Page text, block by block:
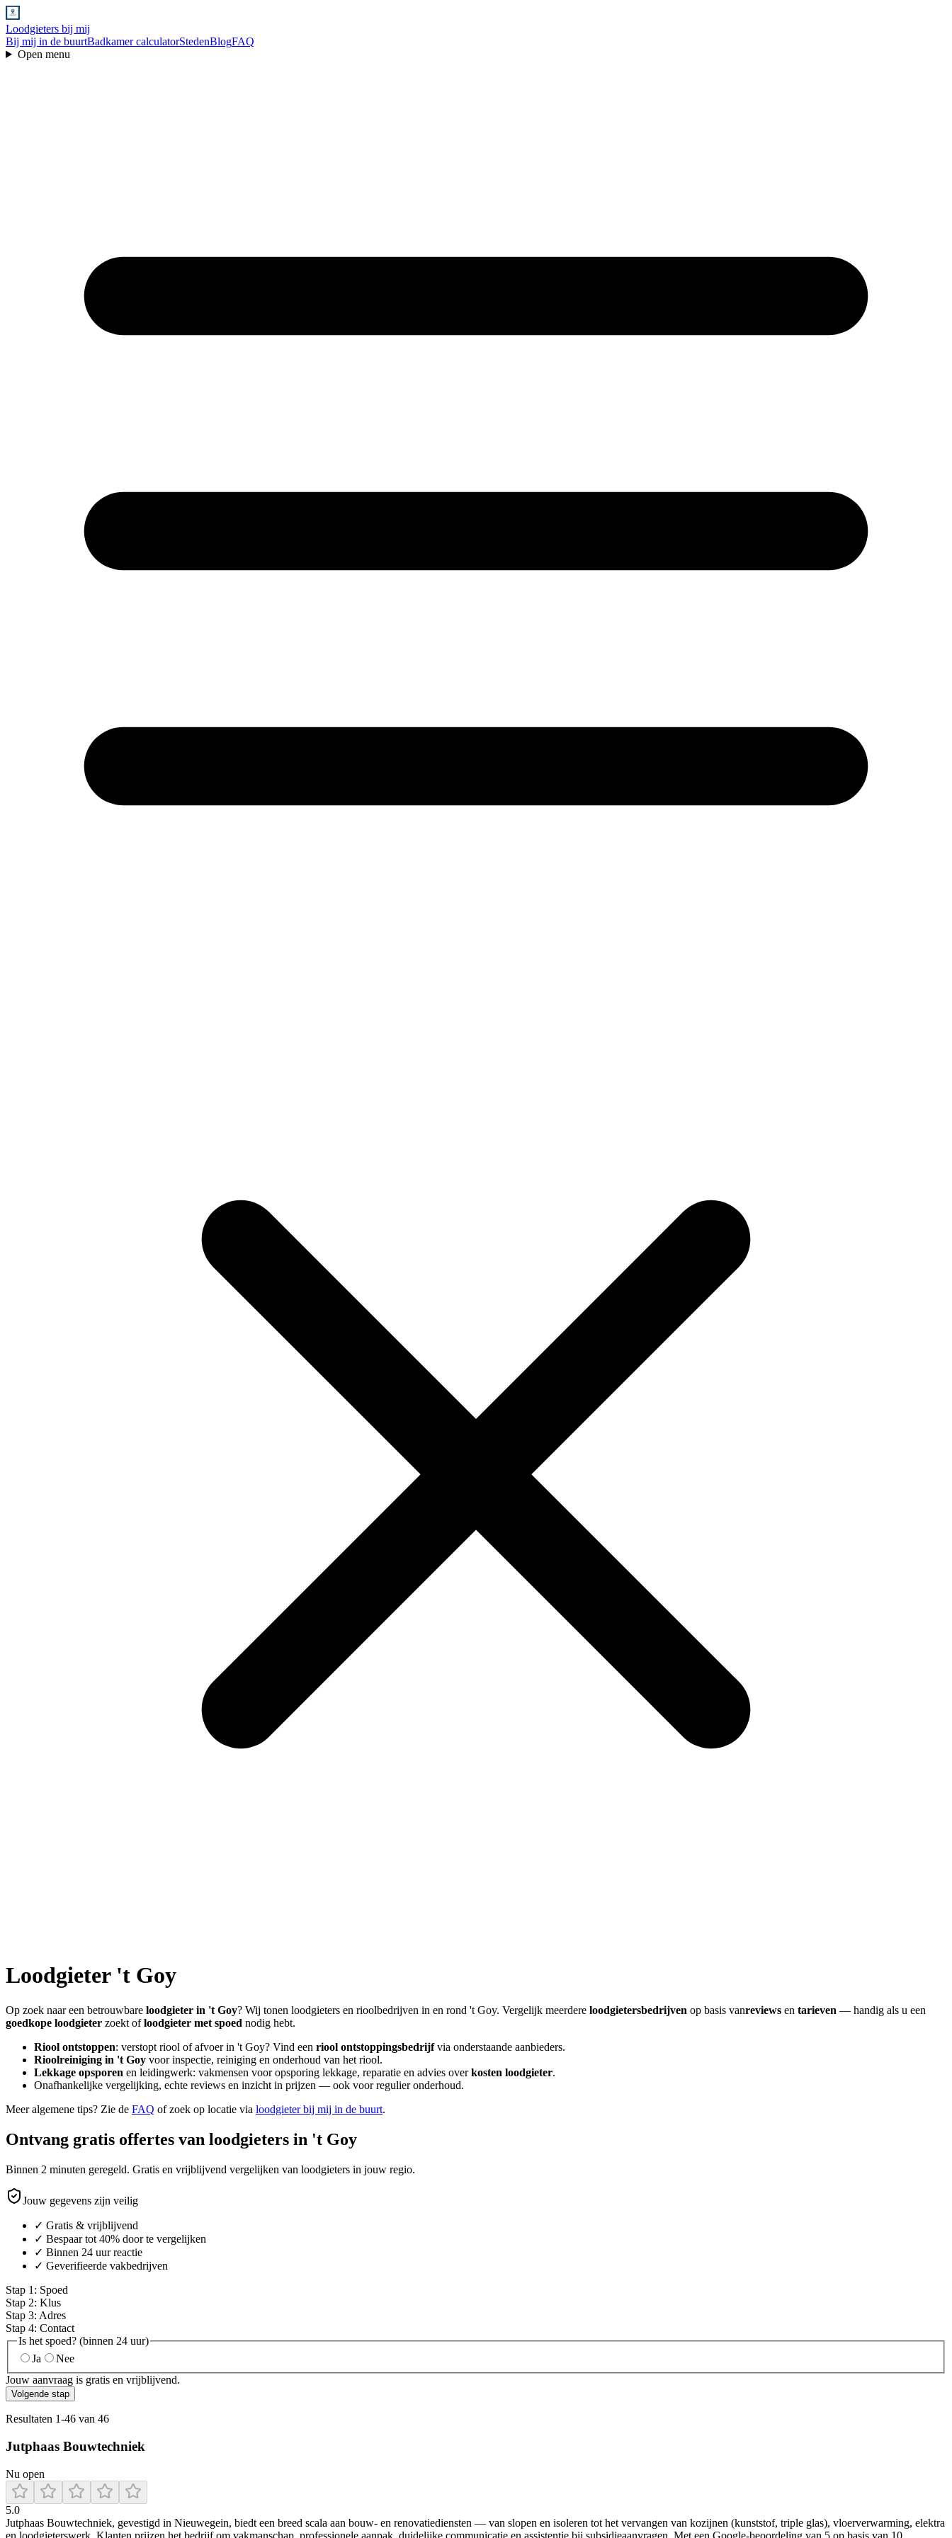
Loodgieters bij mij
Bij mij in de buurtBadkamer calculatorStedenBlogFAQ
Open menu
Loodgieter 't Goy
Op zoek naar een betrouwbare loodgieter in 't Goy? Wij tonen loodgieters en rioolbedrijven in en rond 't Goy. Vergelijk meerdere loodgietersbedrijven op basis vanreviews en tarieven — handig als u een
goedkope loodgieter zoekt ofloodgieter met spoed nodig hebt.
Riool ontstoppen: verstopt riool of afvoer in 't Goy? Vind een riool ontstoppingsbedrijfvia onderstaande aanbieders.
Rioolreiniging in 't Goy voor inspectie, reiniging en onderhoud van het riool.
Lekkage opsporen en leidingwerk: vakmensen voor opsporing lekkage, reparatie en advies overkosten loodgieter.
Onafhankelijke vergelijking, echte reviews en inzicht in prijzen — ook voor regulier onderhoud.
Meer algemene tips? Zie de FAQ of zoek op locatie via loodgieter bij mij in de buurt.
Ontvang gratis offertes van loodgieters in 't Goy
Binnen 2 minuten geregeld. Gratis en vrijblijvend vergelijken van loodgieters in jouw regio.
Jouw gegevens zijn veilig
✓ Gratis & vrijblijvend
✓ Bespaar tot 40% door te vergelijken
✓ Binnen 24 uur reactie
✓ Geverifieerde vakbedrijven
Stap 1 : Spoed
Stap 2: Klus
Stap 3: Adres
Stap 4: Contact
Is het spoed? (binnen 24 uur)
Ja
Nee
Jouw aanvraag is gratis en vrijblijvend.
Volgende stap
Resultaten 1-46 van 46
Jutphaas Bouwtechniek
Nu open
5.0
Jutphaas Bouwtechniek, gevestigd in Nieuwegein, biedt een breed scala aan bouw- en renovatiediensten — van slopen en isoleren tot het vervangen van kozijnen (kunststof, triple glas), vloerverwarming, elektra
en loodgieterswerk. Klanten prijzen het bedrijf om vakmanschap, professionele aanpak, duidelijke communicatie en assistentie bij subsidieaanvragen. Met een Google‑beoordeling van 5 op basis van 10